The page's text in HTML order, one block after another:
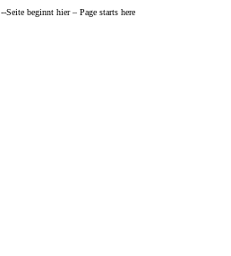
--Seite beginnt hier – Page starts here­